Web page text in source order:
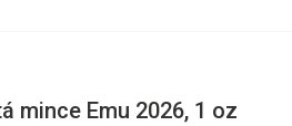
mince Emu 2026, 1 oz